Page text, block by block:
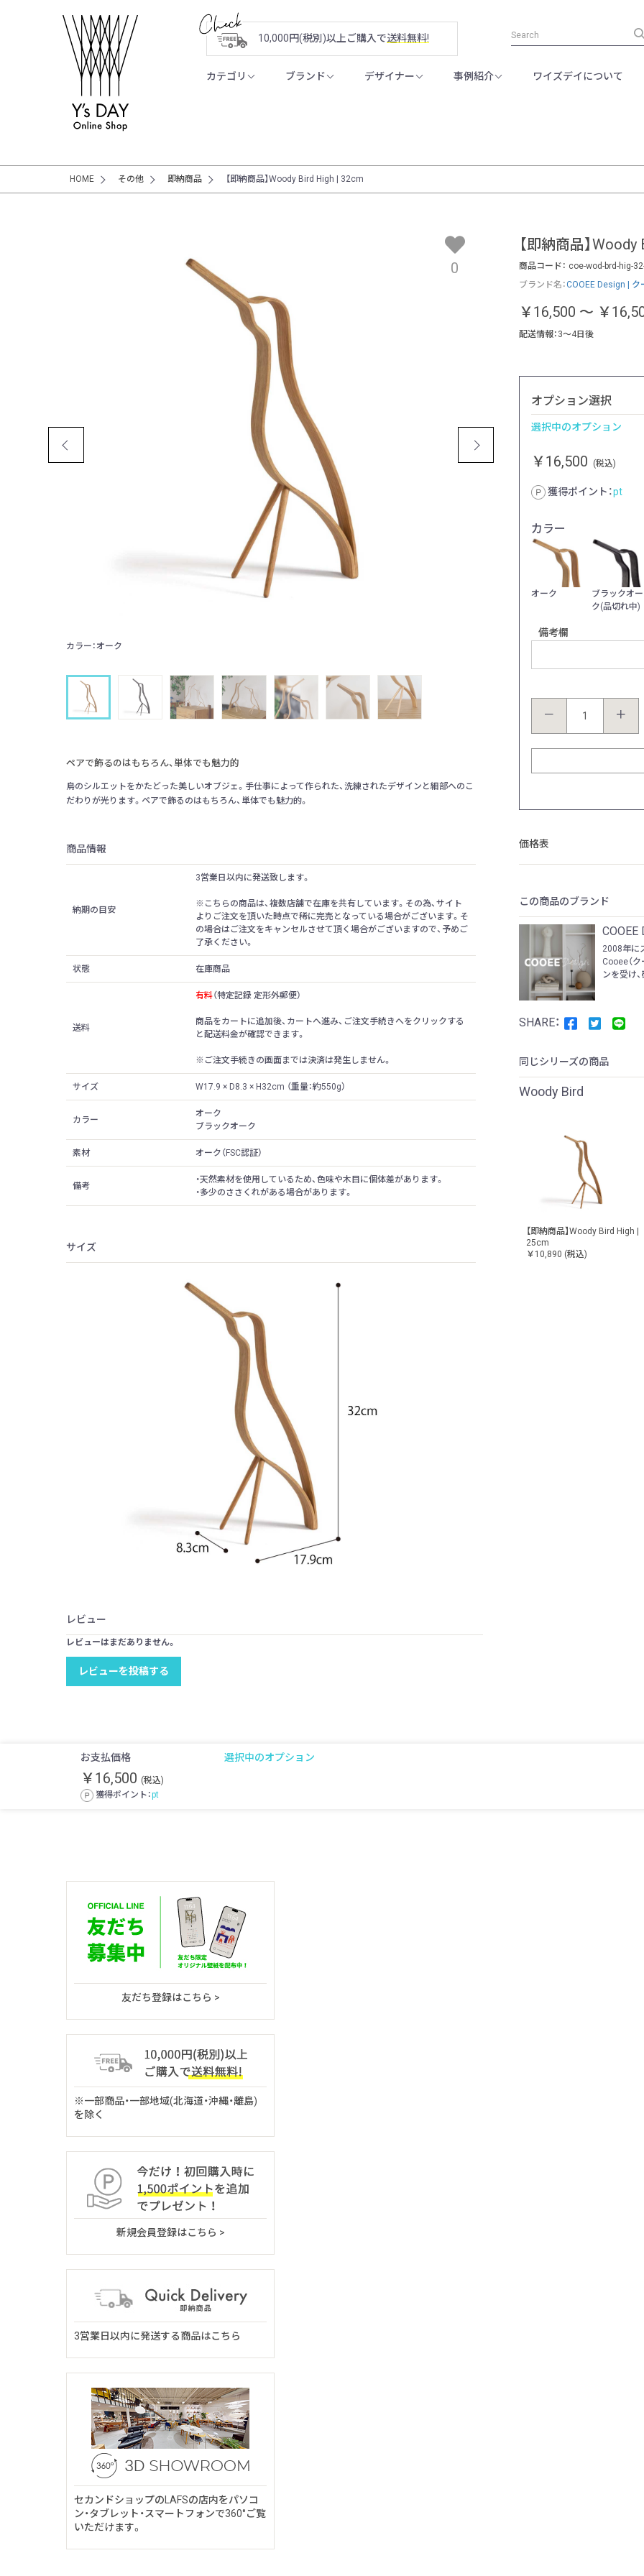
10,000円(税別)以上ご購入で送料無料!
カテゴリ ブランド デザイナー 事例紹介 ワイズデイについて
HOME その他 即納商品 【即納商品】Woody Bird High | 32cm
【即納商品】
商品コード： coe-wod-brd-hig-
ブランド名：COOEE Design | ク
￥16,500 ～ ￥
配送情報：3～4日後
オプション選択
選択中のオプション
￥16,500 (税込)
獲得ポイント：pt
カラー
オーク
ブラックオー
ク(品切れ中)
備考欄
－ ＋
価格表
この商品のブランド
2008年に
Cooee（
ンを受け
同じシリーズの商品
Woody Bird
【即納商品】Woody Bird High |
25cm
￥10,890 (税込)
0
カラー：オーク
ペアで飾るのはもちろん、単体でも魅力的
鳥のシルエットをかたどった美しいオブジェ。手仕事によって作られた、洗練されたデザインと細部へのこ
だわりが光ります。ペアで飾るのはもちろん、単体でも魅力的。
商品情報
納期の目安
3営業日以内に発送致します。
※こちらの商品は、複数店舗で在庫を共有しています。その為、サイト
よりご注文を頂いた時点で稀に完売となっている場合がございます。そ
の場合はご注文をキャンセルさせて頂く場合がございますので、予めご
了承ください。
状態 在庫商品
送料
有料（特定記録 定形外郵便）
商品をカートに追加後、カートへ進み、ご注文手続きへをクリックする
と配送料金が確認できます。
※ご注文手続きの画面までは決済は発生しません。
サイズ W17.9 × D8.3 × H32cm （重量：約550g）
カラー
オーク
ブラックオーク
素材 オーク（FSC認証）
備考
・天然素材を使用しているため、色味や木目に個体差があります。
・多少のささくれがある場合があります。
サイズ
レビュー
レビューはまだありません。
レビューを投稿する
お支払価格
￥16,500 (税込)
獲得ポイント：pt
選択中のオプション
友だち登録はこちら >
※一部商品・一部地域(北海道・沖縄・離島)
を除く
新規会員登録はこちら >
3営業日以内に発送する商品はこちら
セカンドショップのLAFSの店内をパソコ
ン・タブレット・スマートフォンで360°ご覧
いただけます。